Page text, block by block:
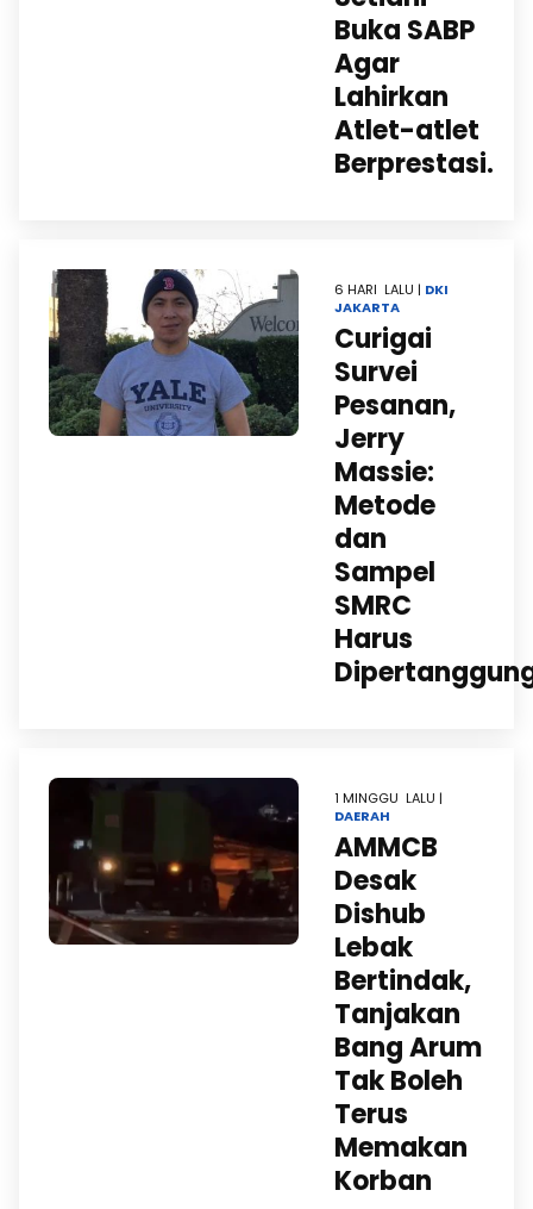
Buka SABP
Agar
Lahirkan
Atlet-atlet
Berprestasi.
6 HARI LALU | DKI
JAKARTA
Curigai
Survei
Pesanan,
Jerry
Massie:
Metode
dan
Sampel
SMRC
Harus
1 MINGGU LALU |
DAERAH
AMMCB
Desak
Dishub
Lebak
Bertindak,
Tanjakan
Bang Arum
Tak Boleh
Terus
Memakan
Korban